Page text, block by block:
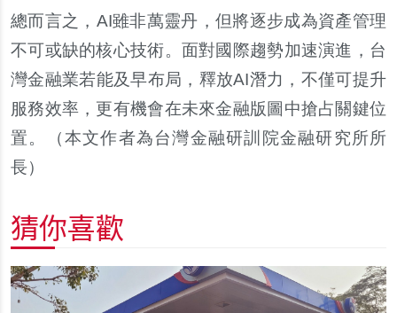
總而言之，AI雖非萬靈丹，但將逐步成為資產管理
不可或缺的核心技術。面對國際趨勢加速演進，台
灣金融業若能及早布局，釋放AI潛力，不僅可提升
服務效率，更有機會在未來金融版圖中搶占關鍵位
置。（本文作者為台灣金融研訓院金融研究所所
長）
猜你喜歡